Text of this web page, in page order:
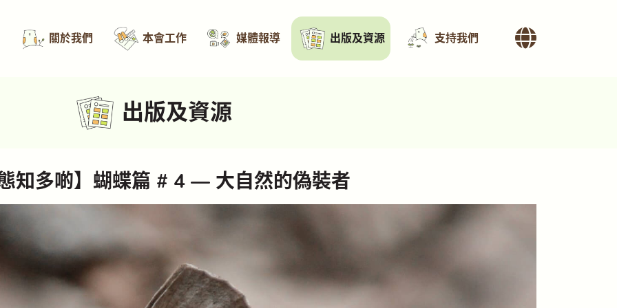
關於我們 本會工作 媒體報導 出版及資源 支持我們
出版及資源
知多啲】蝴蝶篇 # 4 — 大自然的偽裝者